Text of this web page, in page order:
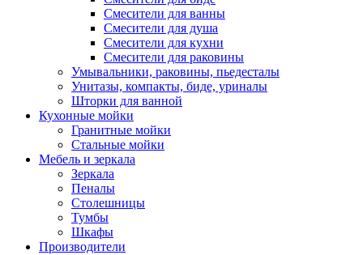
Смесители для ванны
Смесители для душа
Смесители для кухни
Смесители для раковины
Умывальники, раковины, пьедесталы
Унитазы, компакты, биде, уриналы
Шторки для ванной
Кухонные мойки
Гранитные мойки
Стальные мойки
Мебель и зеркала
Зеркала
Пеналы
Столешницы
Тумбы
Шкафы
Производители